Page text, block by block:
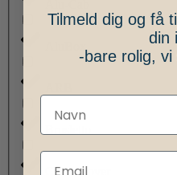
Camp Cover
Tilmeld dig og få
din
-bare rolig, vi